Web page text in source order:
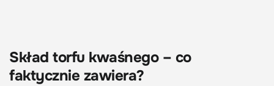
Skład torfu kwaśnego – co
faktycznie zawiera?